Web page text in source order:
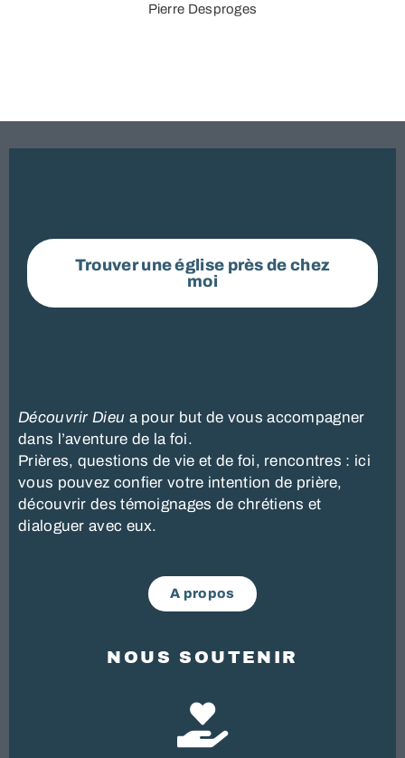
Pierre Desproges
Trouver une église près de chez
moi
DécouvrirDieu a pour but de vous accompagner
dans l’aventure de la foi.
Prières, questions de vie et de foi, rencontres : ici
vous pouvez confier votre intention de prière,
découvrir des témoignages de chrétiens et
dialoguer avec eux.
A propos
NOUS SOUTENIR